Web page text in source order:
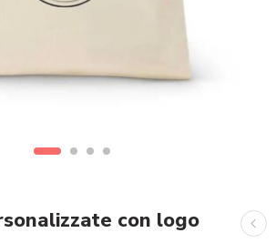
con logo